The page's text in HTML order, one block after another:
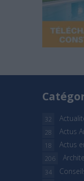
32
Actus
28
Actus
18
206
34